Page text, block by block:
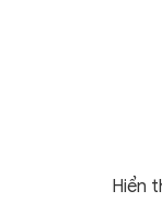
Hiển